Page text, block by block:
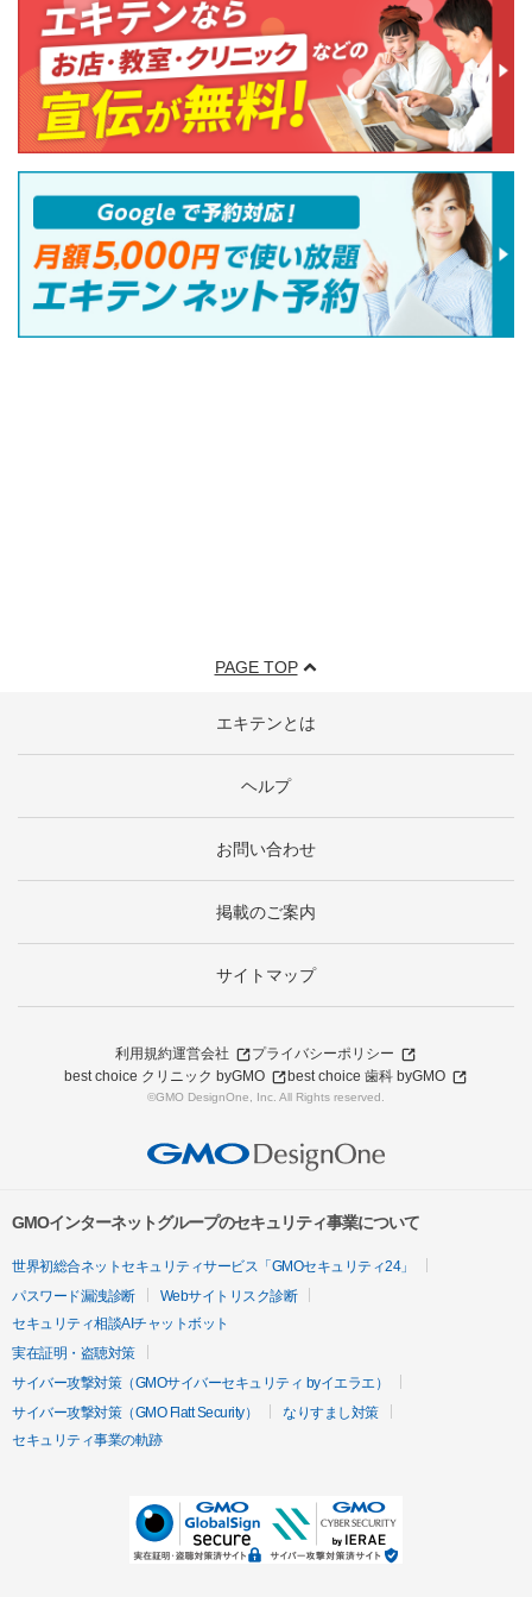
PAGE TOP
エキテンとは
ヘルプ
お問い合わせ
掲載のご案内
サイトマップ
利用規約運営会社
プライバシーポリシー
best choice クリニック byGMO
best choice 歯科 byGMO
©GMO DesignOne, Inc. All Rights reserved.
GMOインターネットグループのセキュリティ事業について
世界初総合ネットセキュリティサービス「GMOセキュリティ24」
パスワード漏洩診断
Webサイトリスク診断
セキュリティ相談AIチャットボット
実在証明・盗聴対策
サイバー攻撃対策（GMOサイバーセキュリティ byイエラエ）
サイバー攻撃対策（GMO Flatt Security）
なりすまし対策
セキュリティ事業の軌跡